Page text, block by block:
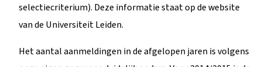
selectiecriterium). Deze informatie staat op de website
van de Universiteit Leiden.
Het aantal aanmeldingen in de afgelopen jaren is volgens